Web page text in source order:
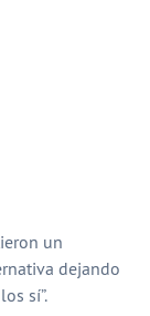
un
dejando
sí”.